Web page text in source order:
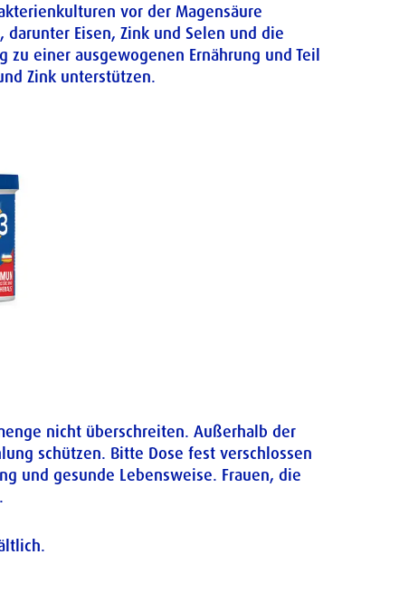
vor der Magensäure
Eisen, Zink und Selen und die
zu einer ausgewogenen Ernährung und Teil
Zink unterstützen.
nicht überschreiten. Außerhalb der
schützen. Bitte Dose fest verschlossen
und gesunde Lebensweise. Frauen, die